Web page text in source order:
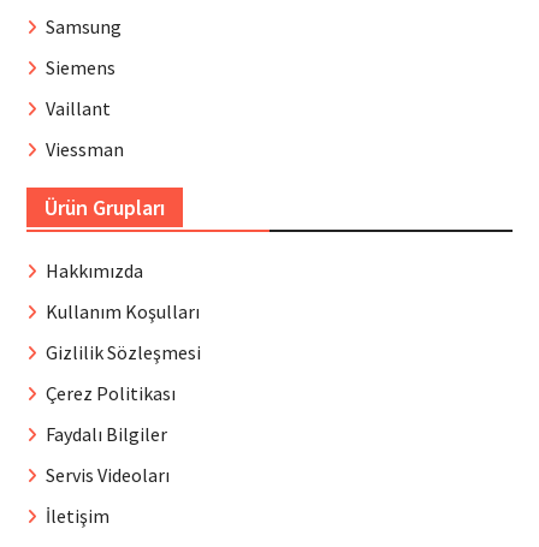
Samsung
Siemens
Vaillant
Viessman
Ürün Grupları
Hakkımızda
Kullanım Koşulları
Gizlilik Sözleşmesi
Çerez Politikası
Faydalı Bilgiler
Servis Videoları
İletişim